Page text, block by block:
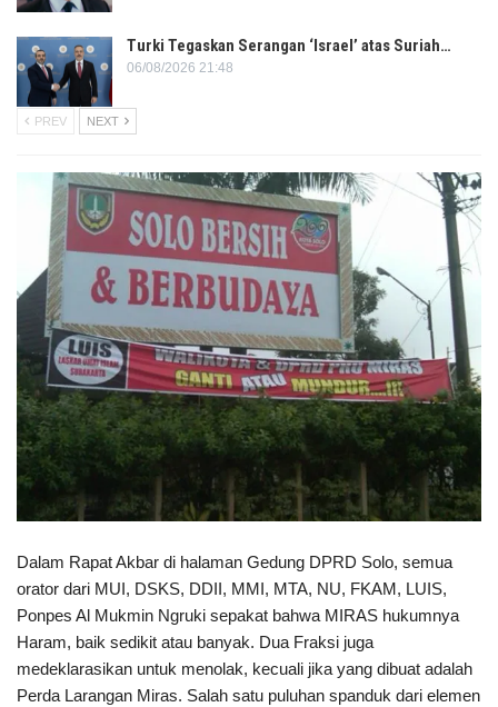
Turki Tegaskan Serangan ‘Israel’ atas Suriah…
06/08/2026 21:48
PREV NEXT
Dalam Rapat Akbar di halaman Gedung DPRD Solo, semua
orator dari MUI, DSKS, DDII, MMI, MTA, NU, FKAM, LUIS,
Ponpes Al Mukmin Ngruki sepakat bahwa MIRAS hukumnya
Haram, baik sedikit atau banyak. Dua Fraksi juga
medeklarasikan untuk menolak, kecuali jika yang dibuat adalah
Perda Larangan Miras. Salah satu puluhan spanduk dari elemen